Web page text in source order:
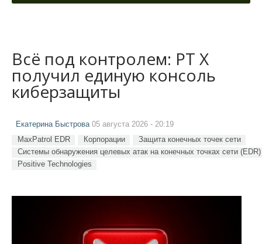
Всё под контролем: PT X
получил единую консоль
киберзащиты
Екатерина Быстрова 05 августа 2026 - 20:19
MaxPatrol EDR Корпорации
Защита конечных точек сети
Системы обнаружения целевых атак на конечных точках сети (EDR)
Positive Technologies